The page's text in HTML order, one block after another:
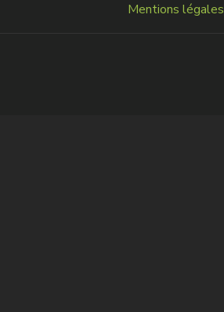
Mentions légales